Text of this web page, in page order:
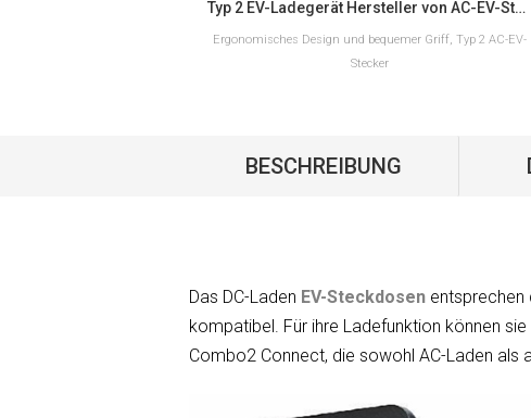
Typ 2 EV-Ladegerät Hersteller von AC-EV-Steckern nach europäischem Standard
Ergonomisches Design und bequemer Griff, Typ 2 AC-EV-
Stecker
MEHR LESEN
BESCHREIBUNG
Das DC-Laden EV-Steckdosen entsprechen
kompatibel. Für ihre Ladefunktion können
Combo2 Connect, die sowohl AC-Laden als